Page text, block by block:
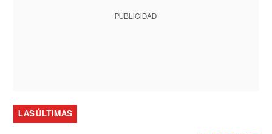
PUBLICIDAD
LAS ÚLTIMAS